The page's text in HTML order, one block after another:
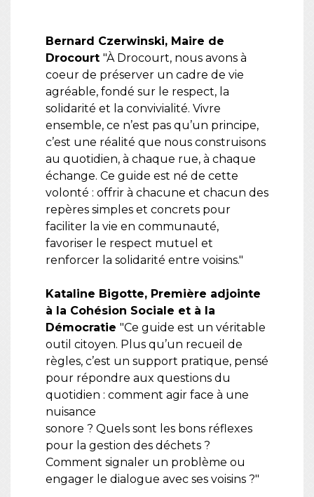
Bernard Czerwinski, Maire de
Drocourt "À Drocourt, nous avons à
coeur de préserver un cadre de vie
agréable, fondé sur le respect, la
solidarité et la convivialité. Vivre
ensemble, ce n’est pas qu’un principe,
c’est une réalité que nous construisons
au quotidien, à chaque rue, à chaque
échange. Ce guide est né de cette
volonté : offrir à chacune et chacun des
repères simples et concrets pour
faciliter la vie en communauté,
favoriser le respect mutuel et
renforcer la solidarité entre voisins."
Kataline Bigotte, Première adjointe
à la Cohésion Sociale et à la
Démocratie "Ce guide est un véritable
outil citoyen. Plus qu’un recueil de
règles, c’est un support pratique, pensé
pour répondre aux questions du
quotidien : comment agir face à une
nuisance
sonore ? Quels sont les bons réflexes
pour la gestion des déchets ?
Comment signaler un problème ou
engager le dialogue avec ses voisins ?"